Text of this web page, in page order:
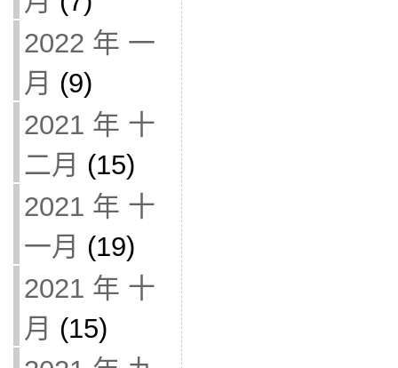
2022 年 一
月 (9)
2021 年 十
二月 (15)
2021 年 十
一月 (19)
2021 年 十
月 (15)